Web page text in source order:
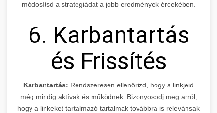
módosítsd a stratégiádat a jobb eredmények érdekében.
6. Karbantartás
és Frissítés
Karbantartás: Rendszeresen ellenőrizd, hogy a linkjeid
még mindig aktívak és működnek. Bizonyosodj meg arról,
hogy a linkeket tartalmazó tartalmak továbbra is relevánsak